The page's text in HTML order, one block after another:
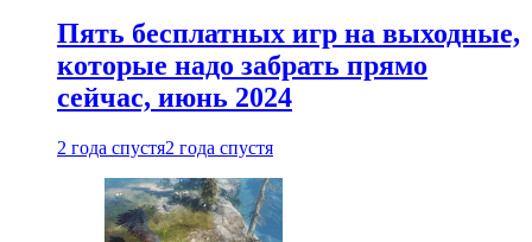
Пять бесплатных игр на выходные,
которые надо забрать прямо
сейчас, июнь 2024
2 года спустя2 года спустя